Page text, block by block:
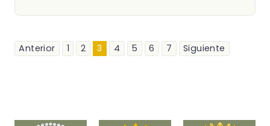
Anterior 1 2 3 4 5 6 7 Siguiente